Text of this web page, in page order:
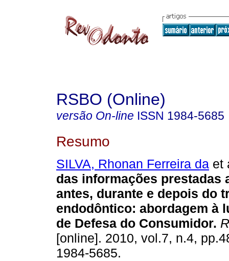
RSBO (Online)
versão On-line ISSN 1984-5685
Resumo
SILVA, Rhonan Ferreira da et
das informações prestadas
antes, durante e depois do
endodôntico: abordagem à
de Defesa do Consumidor.
[online]. 2010, vol.7, n.4,
1984-5685.